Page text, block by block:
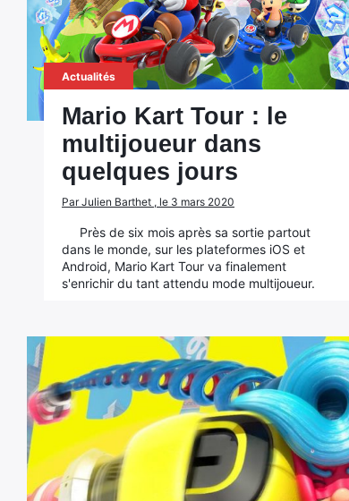
Actualités
Mario Kart Tour : le
multijoueur dans
quelques jours
Par Julien Barthet , le 3 mars 2020
Près de six mois après sa sortie partout
dans le monde, sur les plateformes iOS et
Android, Mario Kart Tour va finalement
s'enrichir du tant attendu mode multijoueur.